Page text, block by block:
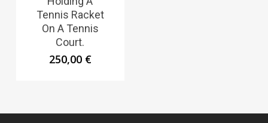
Tennis Racket
On A Tennis
Court.
250,00 €